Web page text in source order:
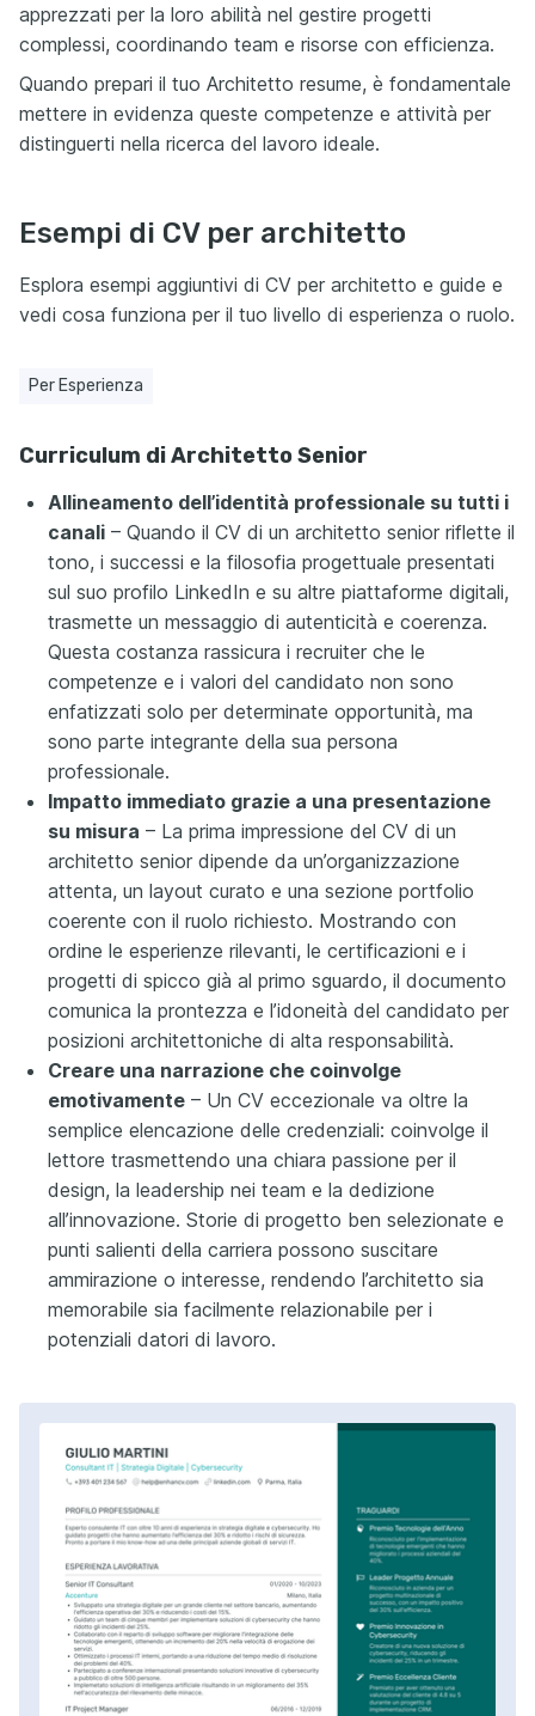
apprezzati per la loro abilità nel gestire progetti
complessi, coordinando team e risorse con efficienza.
Quando prepari il tuo Architetto resume, è fondamentale
mettere in evidenza queste competenze e attività per
distinguerti nella ricerca del lavoro ideale.
Esempi di CV per architetto
Esplora esempi aggiuntivi di CV per architetto e guide e
vedi cosa funziona per il tuo livello di esperienza o ruolo.
Per Esperienza
Curriculum di Architetto Senior
Allineamento dell’identità professionale su tutti i
canali – Quando il CV di un architetto senior riflette il
tono, i successi e la filosofia progettuale presentati
sul suo profilo LinkedIn e su altre piattaforme digitali,
trasmette un messaggio di autenticità e coerenza.
Questa costanza rassicura i recruiter che le
competenze e i valori del candidato non sono
enfatizzati solo per determinate opportunità, ma
sono parte integrante della sua persona
professionale.
Impatto immediato grazie a una presentazione
su misura – La prima impressione del CV di un
architetto senior dipende da un’organizzazione
attenta, un layout curato e una sezione portfolio
coerente con il ruolo richiesto. Mostrando con
ordine le esperienze rilevanti, le certificazioni e i
progetti di spicco già al primo sguardo, il documento
comunica la prontezza e l’idoneità del candidato per
posizioni architettoniche di alta responsabilità.
Creare una narrazione che coinvolge
emotivamente – Un CV eccezionale va oltre la
semplice elencazione delle credenziali: coinvolge il
lettore trasmettendo una chiara passione per il
design, la leadership nei team e la dedizione
all’innovazione. Storie di progetto ben selezionate e
punti salienti della carriera possono suscitare
ammirazione o interesse, rendendo l’architetto sia
memorabile sia facilmente relazionabile per i
potenziali datori di lavoro.